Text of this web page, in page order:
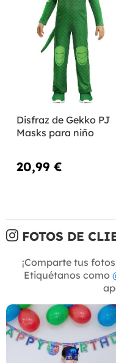
Disfraz de Gekko PJ
Masks para niño
20,99 €
FOTOS DE
¡Comparte tus
Etiquétanos como